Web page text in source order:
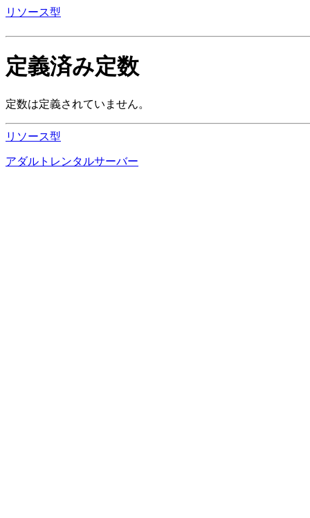
リソース型
定義済み定数
定数は定義されていません。
リソース型
アダルトレンタルサーバー